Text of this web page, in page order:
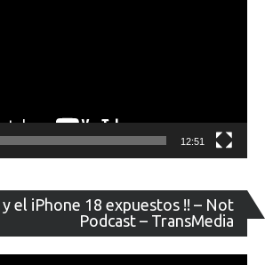
12:51
el iPhone 18 expuestos !! – Not
Podcast – TransMedia
de